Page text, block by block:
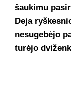
šaukimu
Deja
nesugebėjo
turėjo